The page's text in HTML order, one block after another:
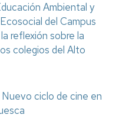
Ambiental y
del Campus
reflexión sobre la
colegios del Alto
ciclo de cine en